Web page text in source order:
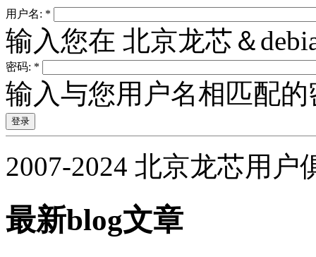
用户名: *
输入您在 北京龙芯＆
密码: *
输入与您用户名相匹配的
2007-2024 北京龙芯用户
最新blog文章